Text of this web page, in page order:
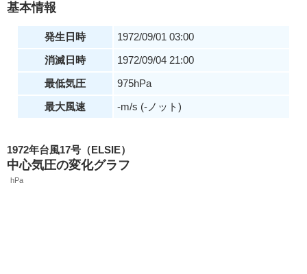
基本情報
発生日時
1972/09/01 03:00
消滅日時
1972/09/04 21:00
最低気圧
975hPa
最大風速
-m/s (-ノット)
1972年台風17号（ELSIE）
中心気圧の変化グラフ
hPa